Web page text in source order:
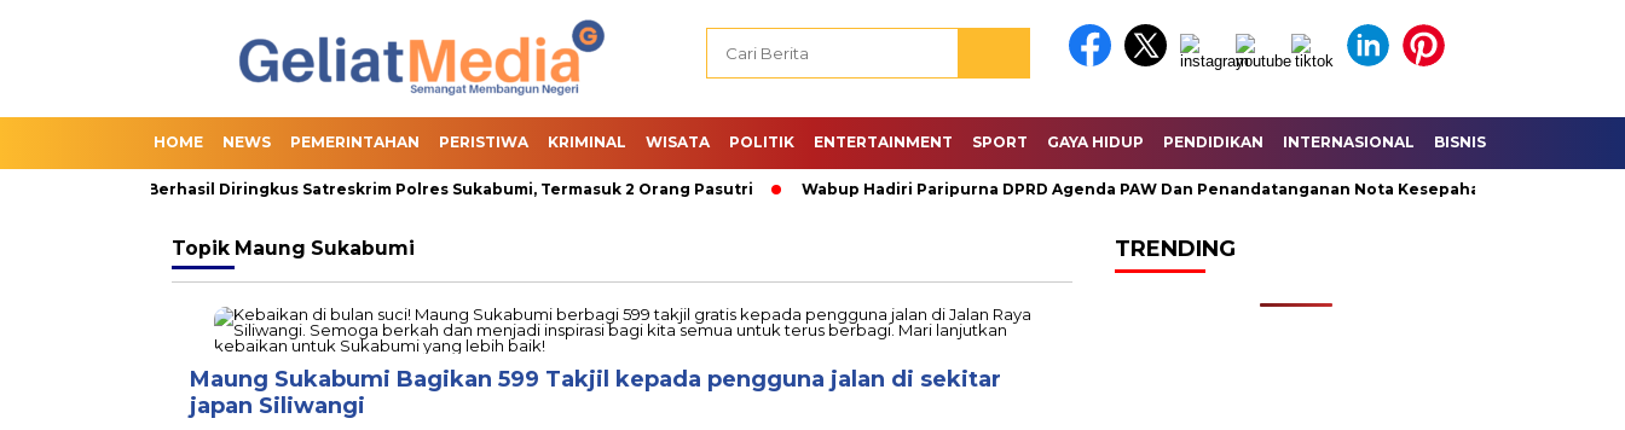
HOME NEWS PEMERINTAHAN PERISTIWA KRIMINAL WISATA POLITIK ENTERTAINMENT SPORT GAYA HIDUP PENDIDIKAN INTERNASIONAL BISNIS
Online Slot Berhasil Diringkus Satreskrim Polres Sukabumi, Termasuk 2 Orang Pasutri Wabup Hadiri Paripurna DPRD Agenda PAW Dan Penandatanganan Nota Kesepahaman KUA – PPAS
Topik Maung Sukabumi
Maung Sukabumi Bagikan 599 Takjil kepada pengguna jalan di sekitar
japan Siliwangi
TRENDING